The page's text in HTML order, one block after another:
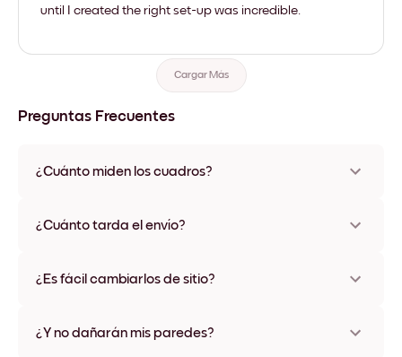
until I created the right set-up was incredible.
Cargar Más
Preguntas Frecuentes
¿Cuánto miden los cuadros?
varios materiales y colores de marco, incluidas opciones sin
¿Cuánto tarda el envío?
disponibles en algunos países. Te enviaremos un número de
¿Es fácil cambiarlos de sitio?
ningún daño
¿Y no dañarán mis paredes?